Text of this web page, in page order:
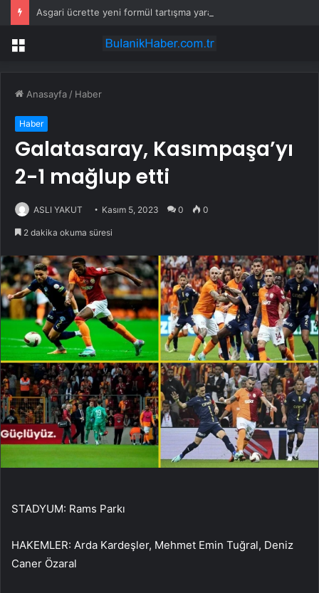
Menü
Anasayfa / Haber
Haber
Galatasaray, Kasımpaşa’yı
2-1 mağlup etti
ASLI YAKUT Kasım 5, 2023 0 0
2 dakika okuma süresi
STADYUM: Rams Parkı
HAKEMLER: Arda Kardeşler, Mehmet Emin Tuğral, Deniz
Caner Özaral